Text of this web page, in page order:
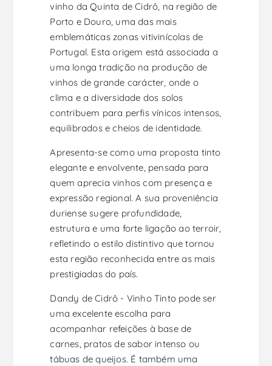
vinho da Quinta de Cidrô, na região de
Porto e Douro, uma das mais
emblemáticas zonas vitivinícolas de
Portugal. Esta origem está associada a
uma longa tradição na produção de
vinhos de grande carácter, onde o
clima e a diversidade dos solos
contribuem para perfis vínicos intensos,
equilibrados e cheios de identidade.
Apresenta-se como uma proposta tinto
elegante e envolvente, pensada para
quem aprecia vinhos com presença e
expressão regional. A sua proveniência
duriense sugere profundidade,
estrutura e uma forte ligação ao terroir,
refletindo o estilo distintivo que tornou
esta região reconhecida entre as mais
prestigiadas do país.
Dandy de Cidrô - Vinho Tinto pode ser
uma excelente escolha para
acompanhar refeições à base de
carnes, pratos de sabor intenso ou
tábuas de queijos. É também uma